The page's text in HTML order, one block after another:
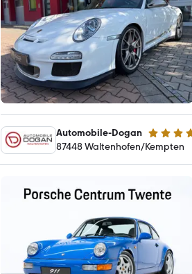
Automobile-Dogan 4.6 Sterne
87448 Waltenhofen/Kempten